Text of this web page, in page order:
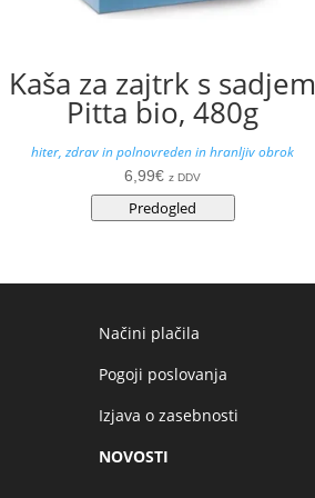
Kaša za zajtrk s sadjem
Pitta bio, 480g
hiter, zdrav in polnovreden in hranljiv obrok
6,99€ z DDV
Predogled
Načini plačila
Pogoji poslovanja
Izjava o zasebnosti
NOVOSTI